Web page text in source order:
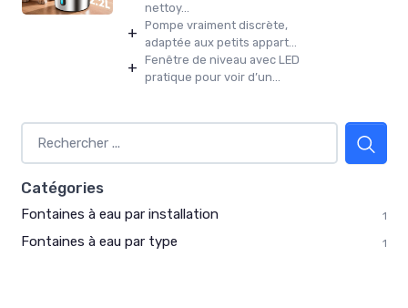
nettoy...
+ Pompe vraiment discrète,
adaptée aux petits appart...
+ Fenêtre de niveau avec LED
pratique pour voir d’un...
Catégories
Fontaines à eau par installation 1
Fontaines à eau par type 1